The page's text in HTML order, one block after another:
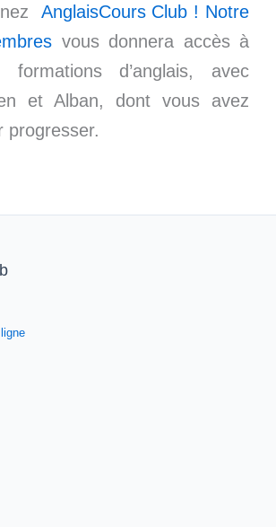
AnglaisCours Club ! Notre
vous donnera accès à
d’anglais, avec
et Alban, dont vous avez
progresser.